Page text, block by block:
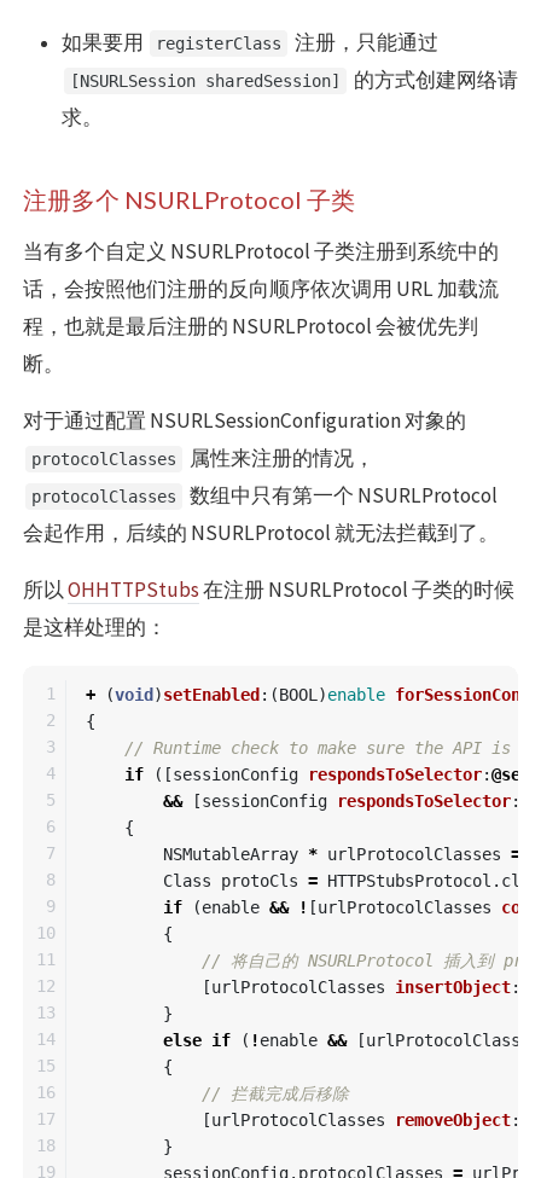
如果要用 registerClass 注册，只能通过
[NSURLSession sharedSession]
的方式创建网络请
求。
注册多个 NSURLProtocol 子类
当有多个自定义 NSURLProtocol 子类注册到系统中的
话，会按照他们注册的反向顺序依次调用 URL 加载流
程，也就是最后注册的 NSURLProtocol 会被优先判
断。
对于通过配置 NSURLSessionConfiguration 对象的
protocolClasses 属性来注册的情况，
protocolClasses
数组中只有第一个 NSURLProtocol
会起作用，后续的 NSURLProtocol 就无法拦截到了。
所以OHHTTPStubs在注册 NSURLProtocol 子类的时候
是这样处理的：
1
2
3
4
5
6
7
8
9
10
11
12
13
14
15
16
17
18
19
+ (void)setEnabled:(BOOL )enable
{
// Runtime check to make sure the API is
if
([sessionConfig respondsToSelector:
&&
[sessionConfig respondsToSelector:
{
NSMutableArray * urlProtocolClasses =
Class
protoCls = HTTPStubsProtocol .
if
(enable && ! [urlProtocolClasses
{
// 将自己的 NSURLProtocol 插入到
[urlProtocolClasses insertObject:
}
else if ( !enable && [urlProtocolClasses
{
// 拦截完成后移除
[urlProtocolClasses removeObject:
}
sessionConfig. protocolClasses =